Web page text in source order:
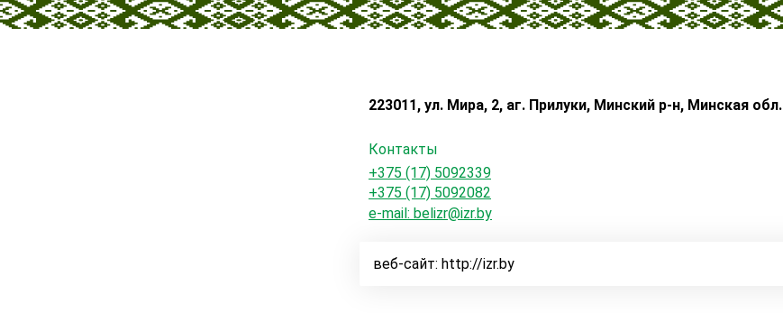
223011, ул. Мира, 2, аг. Прилуки, Минский р-н, Минская обл.
Контакты
+375 (17) 5092339
+375 (17) 5092082
e-mail: belizr@izr.by
веб-сайт: http://izr.by